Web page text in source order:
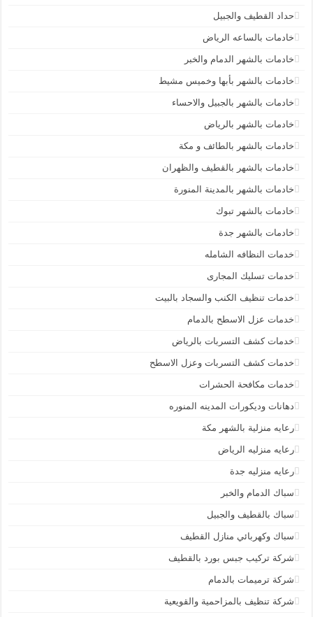
حداد القطيف والجبيل
خادمات بالساعه الرياض
خادمات بالشهر الدمام والخبر
خادمات بالشهر بأبها وخميس مشيط
خادمات بالشهر بالجبيل والاحساء
خادمات بالشهر بالرياض
خادمات بالشهر بالطائف و مكة
خادمات بالشهر بالقطيف والظهران
خادمات بالشهر بالمدينة المنورة
خادمات بالشهر تبوك
خادمات بالشهر جدة
خدمات النظافه الشامله
خدمات تسليك المجارى
خدمات تنظيف الكنب والسجاد بالبيت
خدمات عزل الاسطح بالدمام
خدمات كشف التسربات بالرياض
خدمات كشف التسربات وعزل الاسطح
خدمات مكافحة الحشرات
دهانات وديكورات المدينه المنوره
رعايه منزلية بالشهر مكة
رعايه منزليه الرياض
رعايه منزليه جدة
سباك الدمام والخبر
سباك بالقطيف والجبيل
سباك وكهربائي منازل القطيف
شركة تركيب جبس بورد بالقطيف
شركة ترميمات بالدمام
شركة تنظيف بالمزاحمية والقويعية